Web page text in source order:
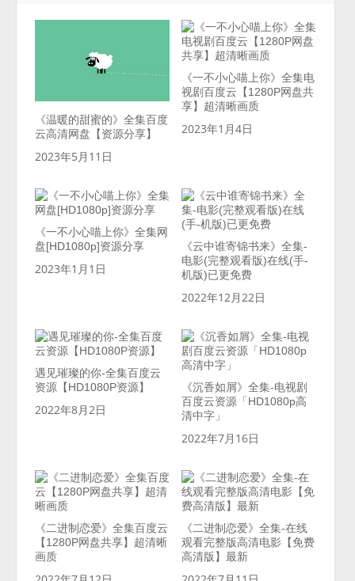
《温暖的甜蜜的》全集百度
云高清网盘【资源分享】
2023年5月11日
《一不小心喵上你》全集电
视剧百度云【1280P网盘共
享】超清晰画质
2023年1月4日
《一不小心喵上你》全集网
盘[HD1080p]资源分享
2023年1月1日
《云中谁寄锦书来》全集-
电影(完整观看版)在线(手-
机版)已更免费
2022年12月22日
遇见璀璨的你-全集百度云
资源【HD1080P资源】
2022年8月2日
《沉香如屑》全集-电视剧
百度云资源「HD1080p高
清中字」
2022年7月16日
《二进制恋爱》全集百度云
【1280P网盘共享】超清晰
画质
《二进制恋爱》全集-在线
观看完整版高清电影【免费
高清版】最新